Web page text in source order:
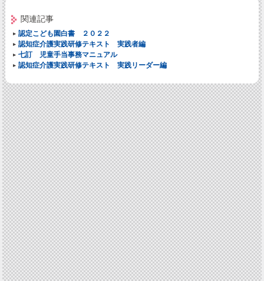
関連記事
認定こども園白書 ２０２２
認知症介護実践研修テキスト 実践者編
七訂 児童手当事務マニュアル
認知症介護実践研修テキスト 実践リーダー編